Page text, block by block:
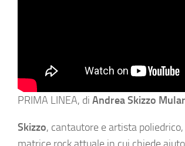
PRIMA LINEA, di Andrea Skizzo
Skizzo, cantautore e artista